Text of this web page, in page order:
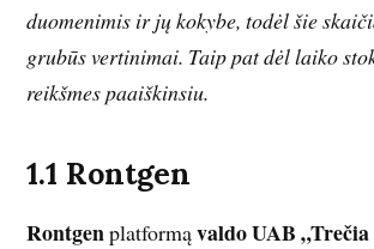
duomenimis ir jų kokybe, todėl šie
grubūs vertinimai. Taip pat dėl laiko
reikšmes paaiškinsiu.
1.1 Rontgen
Rontgenplatformąvaldo UAB